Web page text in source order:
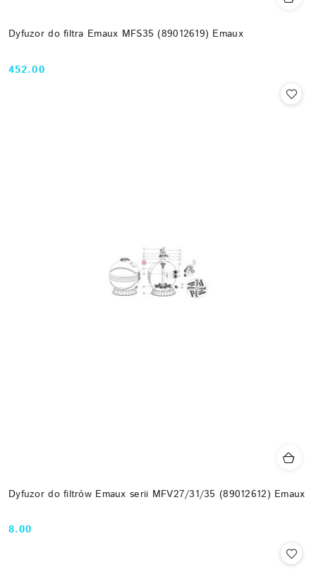
Dyfuzor do filtra Emaux MFS35 (89012619) Emaux
Cena:
452.00
Dyfuzor do filtrów Emaux serii MFV27/31/35 (89012612) Emaux
Cena:
8.00